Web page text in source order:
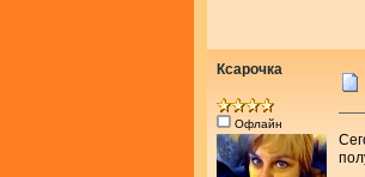
Ксарочка
Офлайн